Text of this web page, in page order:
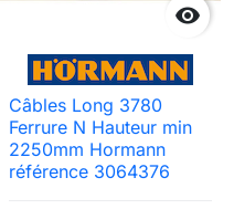

Câbles Long 3780
Ferrure N Hauteur min
2250mm Hormann
référence 3064376